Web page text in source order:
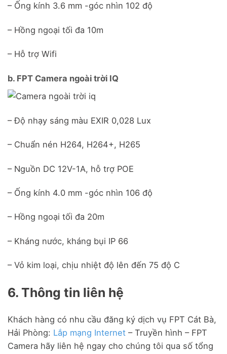
– Ống kính 3.6 mm -góc nhìn 102 độ
– Hồng ngoại tối đa 10m
– Hỗ trợ Wifi
b. FPT Camera ngoài trời IQ
– Độ nhạy sáng màu EXIR 0,028 Lux
– Chuẩn nén H264, H264+, H265
– Nguồn DC 12V-1A, hỗ trợ POE
– Ống kính 4.0 mm -góc nhìn 106 độ
– Hồng ngoại tối đa 20m
– Kháng nước, kháng bụi IP 66
– Vỏ kim loại, chịu nhiệt độ lên đến 75 độ C
6. Thông tin liên hệ
Khách hàng có nhu cầu đăng ký dịch vụ FPT Cát Bà,
Hải Phòng: Lắp mạng Internet – Truyền hình – FPT
Camera hãy liên hệ ngay cho chúng tôi qua số tổng